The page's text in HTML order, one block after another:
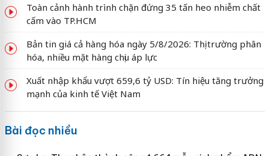
Toàn cảnh hành trình chặn đứng 35 tấn heo nhiễm chất
cấm vào TP.HCM
Bản tin giá cả hàng hóa ngày 5/8/2026: Thị trường phân
hóa, nhiều mặt hàng chịu áp lực
Xuất nhập khẩu vượt 659,6 tỷ USD: Tín hiệu tăng trưởng
mạnh của kinh tế Việt Nam
Bài đọc nhiều